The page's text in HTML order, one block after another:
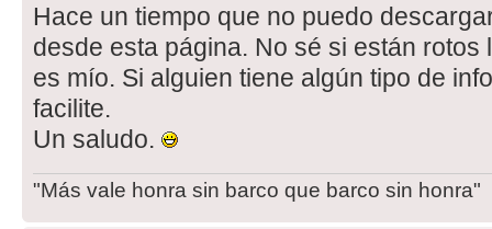
Hace un tiempo que no puedo
desde esta página. No sé si están
es mío. Si alguien tiene algún tipo de
facilite.
Un saludo.
"Más vale honra sin barco que barco sin honra"